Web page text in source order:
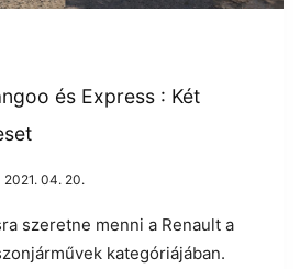
és Express : Két
2021. 04. 20.
szeretne menni a Renault a
kategóriájában.